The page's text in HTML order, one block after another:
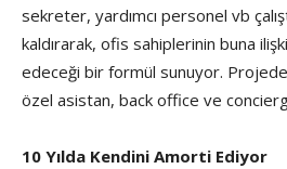
sekreter, yardımcı personel vb
kaldırarak, ofis sahiplerinin buna
edeceği bir formül sunuyor.
özel asistan, back office ve
10 Yılda Kendini Amorti Ediyor